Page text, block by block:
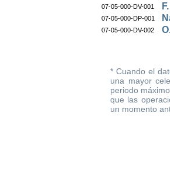
07-05-000-DV-001
07-05-000-DP-001
07-05-000-DV-002
* Cuando el
una mayor
periodo
que las
un momento